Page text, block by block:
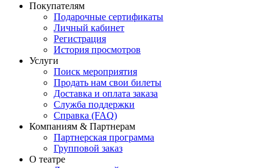
Покупателям
Подарочные сертификаты
Личный кабинет
Регистрация
История просмотров
Услуги
Поиск мероприятия
Продать нам свои билеты
Доставка и оплата заказа
Служба поддержки
Справка (FAQ)
Компаниям & Партнерам
Партнерская программа
Групповой заказ
О театре